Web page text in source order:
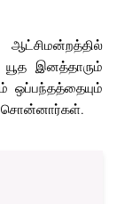
இனத்தாரும்
ஒப்பந்தத்தையும்
சொன்னார்கள்.